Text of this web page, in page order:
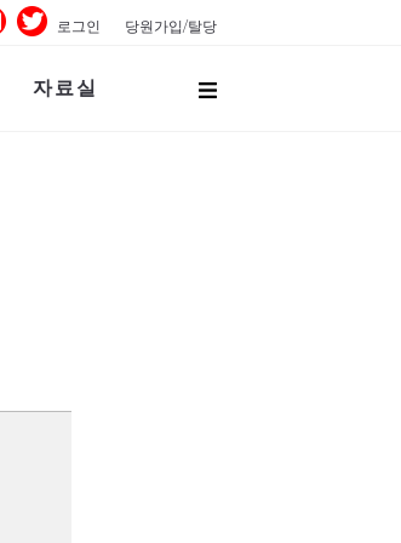
로그인 당원가입/탈당
자료실